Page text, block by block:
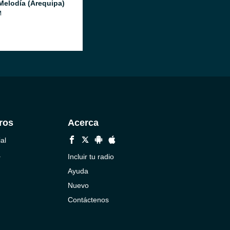
(Arequipa)
Acerca
Incluir tu radio
Ayuda
Nuevo
Contáctenos